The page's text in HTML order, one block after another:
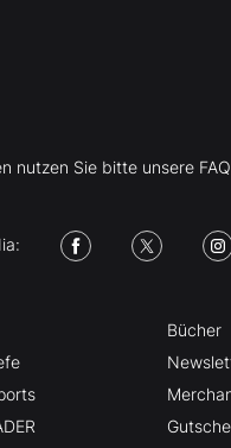
nutzen Sie bitte unsere
Bücher